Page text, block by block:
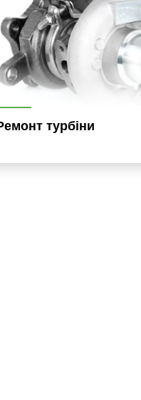
турбіни